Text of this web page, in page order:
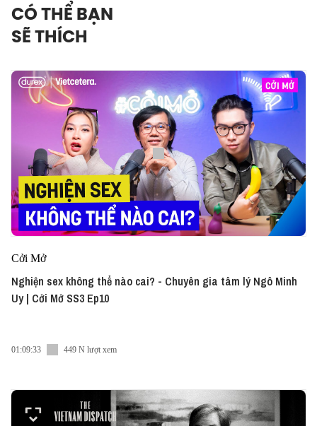
CÓ THỂ BẠN
SẼ THÍCH
Cởi Mở
Nghiện sex không thể nào cai? - Chuyên gia tâm lý Ngô Minh
Uy | Cởi Mở SS3 Ep10
01:09:33 449 N lượt xem